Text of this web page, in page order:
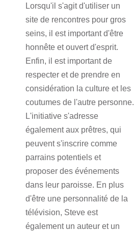
Lorsqu'il s'agit d'utiliser un
site de rencontres pour gros
seins, il est important d'être
honnête et ouvert d'esprit.
Enfin, il est important de
respecter et de prendre en
considération la culture et les
coutumes de l'autre personne.
L'initiative s'adresse
également aux prêtres, qui
peuvent s'inscrire comme
parrains potentiels et
proposer des événements
dans leur paroisse. En plus
d'être une personnalité de la
télévision, Steve est
également un auteur et un